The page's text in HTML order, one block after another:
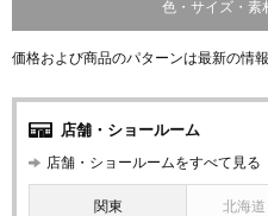
色・サイズ・素
価格および商品のパターンは最新の情
店舗・ショールーム
店舗・ショールームをすべて見る
関東 北海